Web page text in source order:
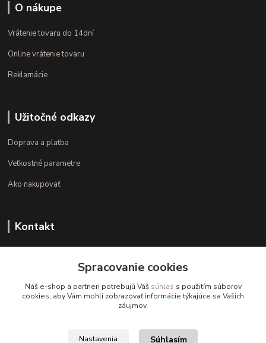
O nákupe
Vrátenie tovaru do 14dní
Online vrátenie tovaru
Reklamácie
Užitočné odkazy
Doprava a platba
Veľkostné parametre
Ako nakupovať
Kontakt
(Po.-Pi. 10.00 - 15.00)
info@kvalitnaBielizen.sk
Spracovanie cookies
Náš e-shop a partneri potrebujú Váš súhlas s použitím súborov
cookies, aby Vám mohli zobrazovať informácie týkajúce sa Vašich
záujmov.
Nastavenia Súhlasím